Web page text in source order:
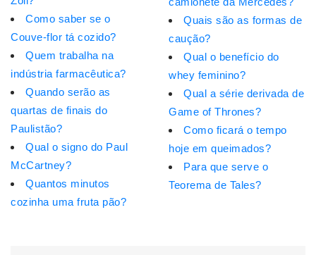
Como saber se o
Couve-flor tá cozido?
Quem trabalha na
indústria farmacêutica?
Quando serão as
quartas de finais do
Paulistão?
Qual o signo do Paul
McCartney?
Quantos minutos
cozinha uma fruta pão?
Quais são as formas de
caução?
Qual o benefício do
whey feminino?
Qual a série derivada de
Game of Thrones?
Como ficará o tempo
hoje em queimados?
Para que serve o
Teorema de Tales?